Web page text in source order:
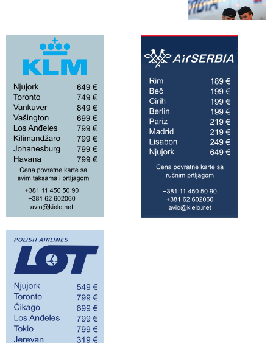
Air Serbia ponovo leti